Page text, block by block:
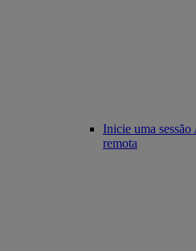
Inicie uma sessão
remota